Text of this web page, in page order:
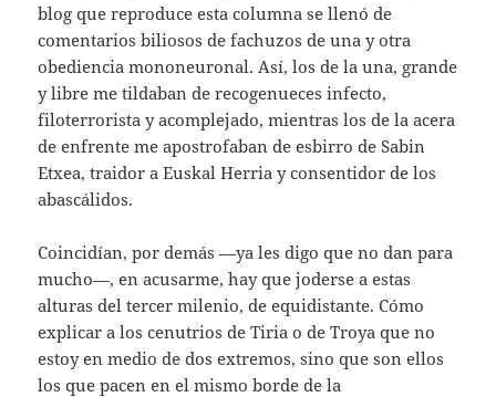
blog que reproduce esta columna se llenó de
comentarios biliosos de fachuzos de una y otra
obediencia mononeuronal. Así, los de la una, grande
y libre me tildaban de recogenueces infecto,
filoterrorista y acomplejado, mientras los de la acera
de enfrente me apostrofaban de esbirro de Sabin
Etxea, traidor a Euskal Herria y consentidor de los
abascálidos.
Coincidían, por demás —ya les digo que no dan para
mucho—, en acusarme, hay que joderse a estas
alturas del tercer milenio, de equidistante. Cómo
explicar a los cenutrios de Tiria o de Troya que no
estoy en medio de dos extremos, sino que son ellos
los que pacen en el mismo borde de la